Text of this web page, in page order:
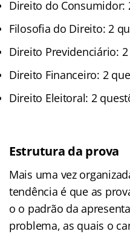
Direito do Consumidor:
Filosofia do Direito: 2
Direito Previdenciário:
Direito Financeiro: 2
Direito Eleitoral: 2
Estrutura da prova
Mais uma vez
tendência é que as
o o padrão da
problema, as quais o